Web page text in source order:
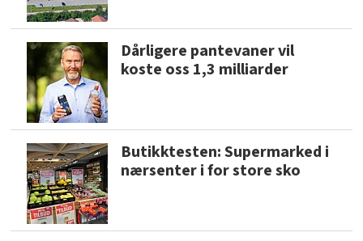
Dårligere pantevaner vil
koste oss 1,3 milliarder
Butikktesten: Supermarked i
nærsenter i for store sko